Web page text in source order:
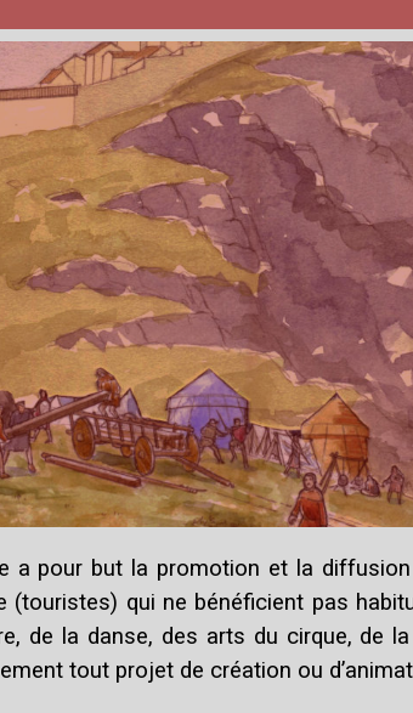
a pour but la promotion et la
qui ne bénéficient pas
de la danse, des arts du cirque, de
tout projet de création ou